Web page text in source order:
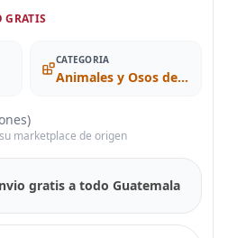
GRATIS
CATEGORIA
Animales y Osos de Peluche
marketplace de origen
gratis a todo Guatemala